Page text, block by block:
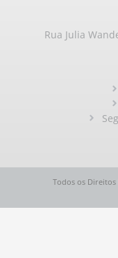
Rua Julia
Todos os Direitos